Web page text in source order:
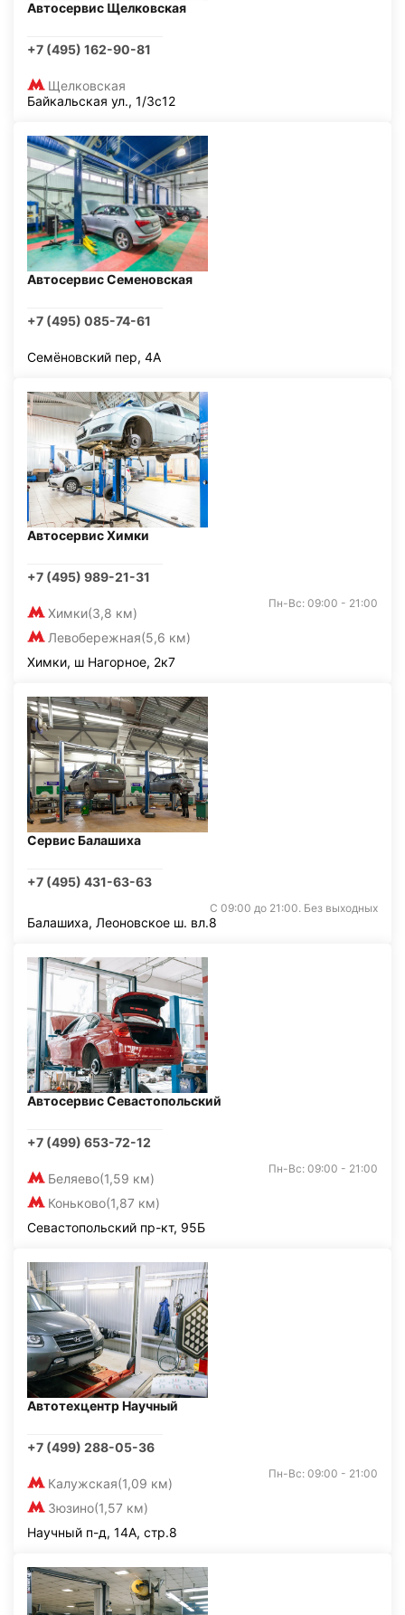
Автосервис Щелковская
+7 (495) 162-90-81
Щелковская
Байкальская ул., 1/3с12
Автосервис Семеновская
+7 (495) 085-74-61
Семёновский пер, 4А
Автосервис Химки
+7 (495) 989-21-31
Химки(3,8 км)
Левобережная(5,6 км)
Пн-Вс: 09:00 - 21:00
Химки, ш Нагорное, 2к7
Сервис Балашиха
+7 (495) 431-63-63
С 09:00 до 21:00. Без выходных
Балашиха, Леоновское ш. вл.8
Автосервис Севастопольский
+7 (499) 653-72-12
Беляево(1,59 км)
Коньково(1,87 км)
Пн-Вс: 09:00 - 21:00
Севастопольский пр-кт, 95Б
Автотехцентр Научный
+7 (499) 288-05-36
Калужская(1,09 км)
Зюзино(1,57 км)
Пн-Вс: 09:00 - 21:00
Научный п-д, 14А, стр.8